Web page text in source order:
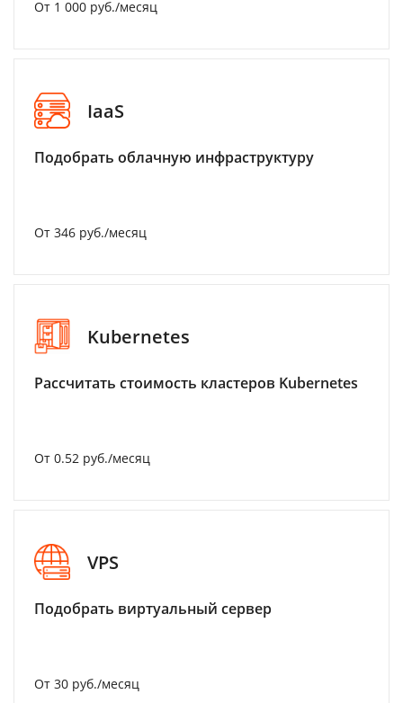
От 1 000 руб./месяц
IaaS
Подобрать облачную инфраструктуру
От 346 руб./месяц
Kubernetes
Рассчитать стоимость кластеров Kubernetes
От 0.52 руб./месяц
VPS
Подобрать виртуальный сервер
От 30 руб./месяц